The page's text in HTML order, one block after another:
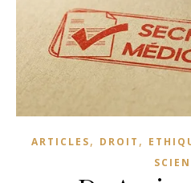
ARTICLES, DROIT ,